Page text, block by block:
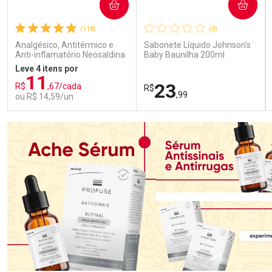
(118)
Analgésico, Antitérmico e
Anti-inflamatório Neosaldina
30mg + 300mg + 30mg 10
Drágeas
Leve 4 itens por
R$11 ,67/cada
ou R$ 14,59/un
COMPRAR
Laboratório
Ativar Desconto
Por Menos
(0)
Sabonete Líquido Johnson's
Baby Baunilha 200ml
R$23,99
COMPRAR
Laboratório
Ativar Desconto
Por Menos